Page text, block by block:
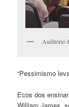
Auditório
“Pessimismo
Ecos dos